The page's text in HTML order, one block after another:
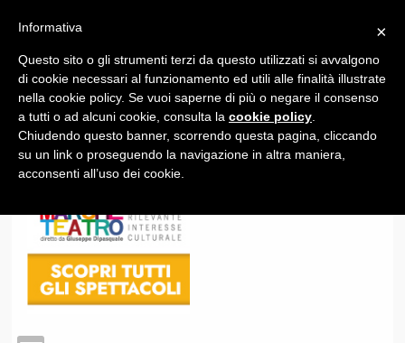
1
×
Informativa
Questo sito o gli strumenti terzi da questo utilizzati si avvalgono
di cookie necessari al funzionamento ed utili alle finalità illustrate
nella cookie policy. Se vuoi saperne di più o negare il consenso
a tutti o ad alcuni cookie, consulta la cookie policy
Chiudendo questo banner, scorrendo questa pagina, cliccando
su un link o proseguendo la navigazione in altra maniera,
acconsenti all’uso dei cookie.